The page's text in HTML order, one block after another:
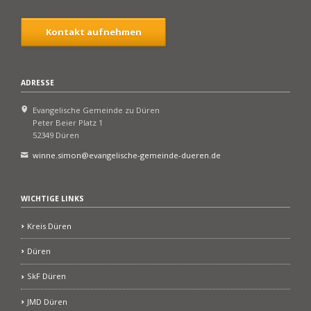
Kontakt aufnehmen
ADRESSE
Evangelische Gemeinde zu Düren
Peter Beier Platz 1
52349 Düren
winne.simon@evangelische-gemeinde-dueren.de
WICHTIGE LINKS
Kreis Düren
Düren
SkF Düren
JMD Düren